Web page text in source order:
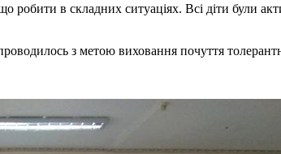
робити в складних ситуаціях. Всі діти були
з метою виховання почуття